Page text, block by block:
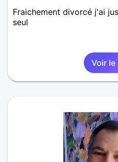
Fraichement divorcé j'ai
seul
Voir